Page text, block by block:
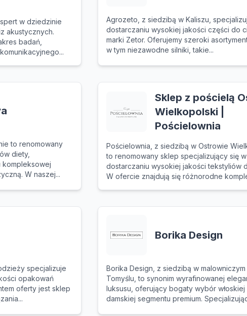
w dziedzinie
akustycznych.
badań,
Agrozeto, z siedzibą w Kaliszu,
dostarczaniu wysokiej jakości części do
marki Zetor. Oferujemy szeroki
w tym niezawodne silniki, takie...
to renomowany
diety,
kompleksowej
W naszej...
Sklep z pościelą
Wielkopolski |
Pościelownia
Pościelownia, z siedzibą w Ostrowie
to renomowany sklep specjalizujący się w
dostarczaniu wysokiej jakości tekstyliów
W ofercie znajdują się różnorodne
specjalizuje
opakowań
oferty jest sklep
Borika Design
Borika Design, z siedzibą w malowniczym
Tomyślu, to synonim wyrafinowanej
luksusu, oferujący bogaty wybór
damskiej segmentu premium.